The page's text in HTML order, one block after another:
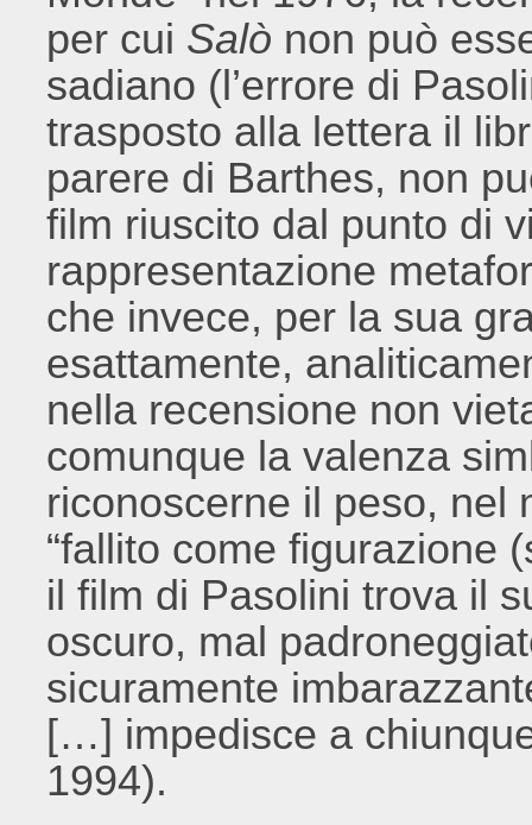
per cui Salò non può
sadiano (l’errore di
trasposto alla lettera il
parere di Barthes, non
film riuscito dal punto di
rappresentazione
che invece, per la sua
esattamente,
nella recensione non
comunque la valenza
riconoscerne il peso, nel
“fallito come figurazione
il film di Pasolini trova il
oscuro, mal
sicuramente
[…] impedisce a
1994).